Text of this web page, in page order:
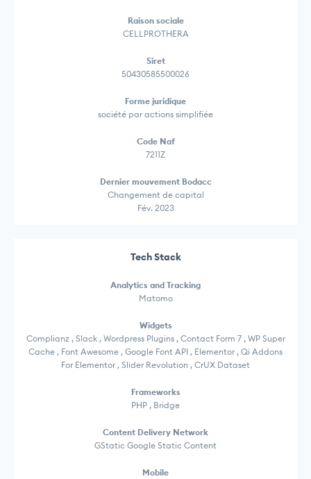
Raison sociale
CELLPROTHERA
Siret
50430585500026
Forme juridique
société par actions simplifiée
Code Naf
7211Z
Dernier mouvement Bodacc
Changement de capital
Fév. 2023
Tech Stack
Analytics and Tracking
Matomo
Widgets
Complianz , Slack , Wordpress Plugins , Contact Form 7 , WP Super
Cache , Font Awesome , Google Font API , Elementor , Qi Addons
For Elementor , Slider Revolution , CrUX Dataset
Frameworks
PHP , Bridge
Content Delivery Network
GStatic Google Static Content
Mobile